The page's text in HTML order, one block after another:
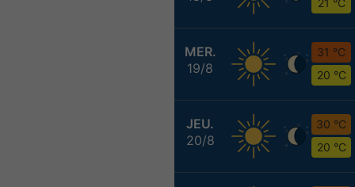
MER.
19/8
31 °C
20 °C
JEU.
20/8
30 °C
20 °C